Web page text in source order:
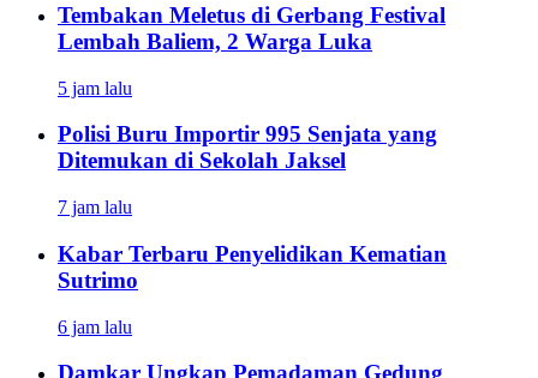
Tembakan Meletus di Gerbang Festival
Lembah Baliem, 2 Warga Luka
5 jam lalu
Polisi Buru Importir 995 Senjata yang
Ditemukan di Sekolah Jaksel
7 jam lalu
Kabar Terbaru Penyelidikan Kematian
Sutrimo
6 jam lalu
Damkar Ungkap Pemadaman Gedung